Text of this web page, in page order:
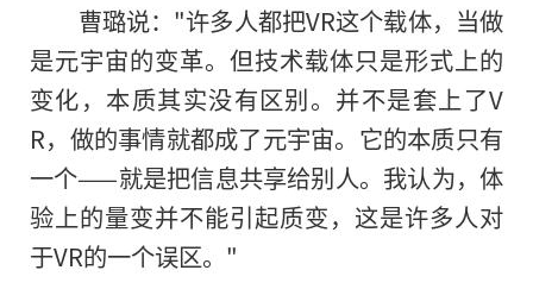
曹璐说："许多人都把VR这个载体，当做
是元宇宙的变革。但技术载体只是形式上的
变化，本质其实没有区别。并不是套上了V
R，做的事情就都成了元宇宙。它的本质只有
一个——就是把信息共享给别人。我认为，体
验上的量变并不能引起质变，这是许多人对
于VR的一个误区。"